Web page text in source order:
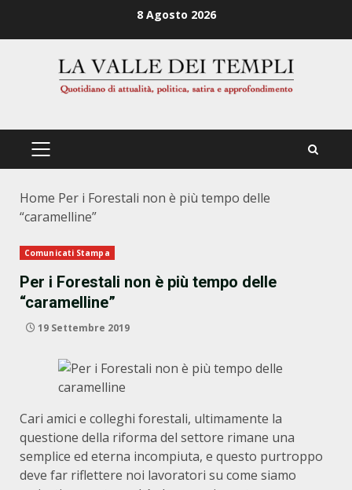
8 Agosto 2026
PRIMÄRES
Home Per i Forestali non è più tempo delle
“caramelline”
Comunicati Stampa
Per i Forestali non è più tempo delle
“caramelline”
19 Settembre 2019
Cari amici e colleghi forestali, ultimamente la
questione della riforma del settore rimane una
semplice ed eterna incompiuta, e questo purtroppo
deve far riflettere noi lavoratori su come siamo